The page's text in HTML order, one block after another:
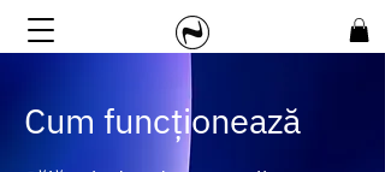
Cum funcționează